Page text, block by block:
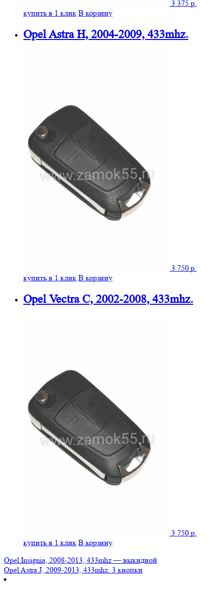
3 375 р.
купить в 1 клик В корзину
Opel Astra H, 2004-2009, 433mhz.
3 750 р.
купить в 1 клик В корзину
Opel Vectra C, 2002-2008, 433mhz.
3 750 р.
купить в 1 клик В корзину
Навигация
по
Opel Insignia, 2008-2013, 433mhz — выкидной
Opel Astra J, 2009-2013, 433mhz. 3 кнопки